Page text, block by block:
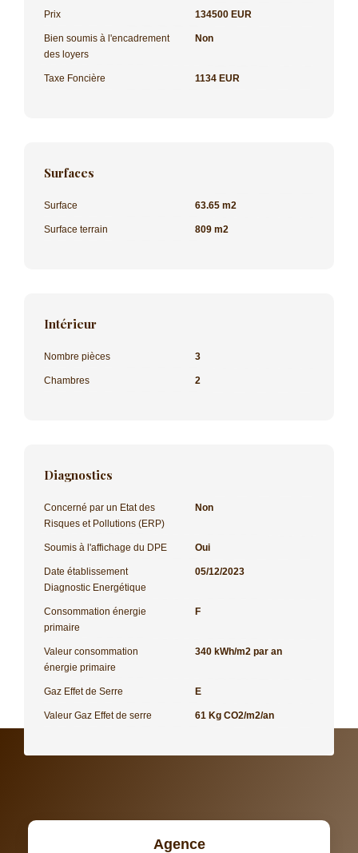
Prix 134500 EUR
Bien soumis à l'encadrement
des loyers
Non
Taxe Foncière 1134 EUR
Surfaces
Surface 63.65 m2
Surface terrain 809 m2
Intérieur
Nombre pièces 3
Chambres 2
Diagnostics
Concerné par un Etat des
Risques et Pollutions (ERP)
Non
Soumis à l'affichage du DPE Oui
Date établissement
Diagnostic Energétique
05/12/2023
Consommation énergie
primaire
F
Valeur consommation
énergie primaire
340 kWh/m2 par an
Gaz Effet de Serre E
Valeur Gaz Effet de serre 61 Kg CO2/m2/an
Agence